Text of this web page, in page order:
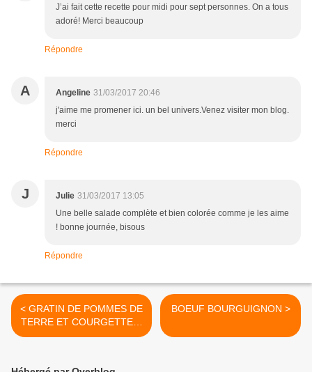
J’ai fait cette recette pour midi pour sept personnes. On a tous
adoré! Merci beaucoup
Répondre
A Angeline 31/03/2017 20:46
j'aime me promener ici. un bel univers.Venez visiter mon blog.
merci
Répondre
J Julie 31/03/2017 13:05
Une belle salade complète et bien colorée comme je les aime
! bonne journée, bisous
Répondre
< GRATIN DE POMMES DE
TERRE ET COURGETTE A
MA FACON
BOEUF BOURGUIGNON >